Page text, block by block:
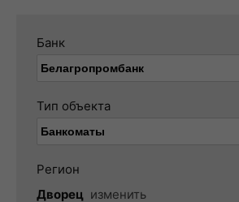
Банк
Тип объекта
Регион
Дворец изменить